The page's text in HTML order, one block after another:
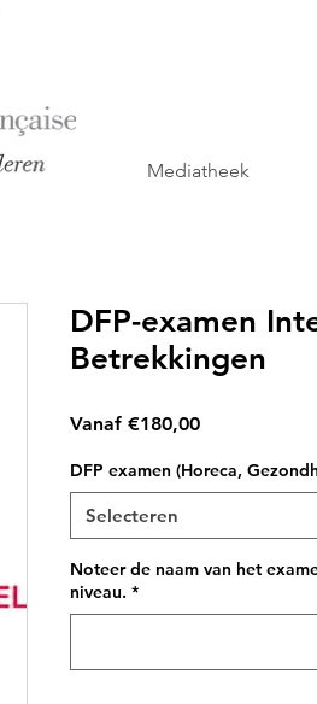
Mediatheek
DFP-examen
Betrekkingen
Vanaf €180,00Verkoopprijs
DFP examen (Horeca,
Selecteren
Noteer de naam van het
niveau. *